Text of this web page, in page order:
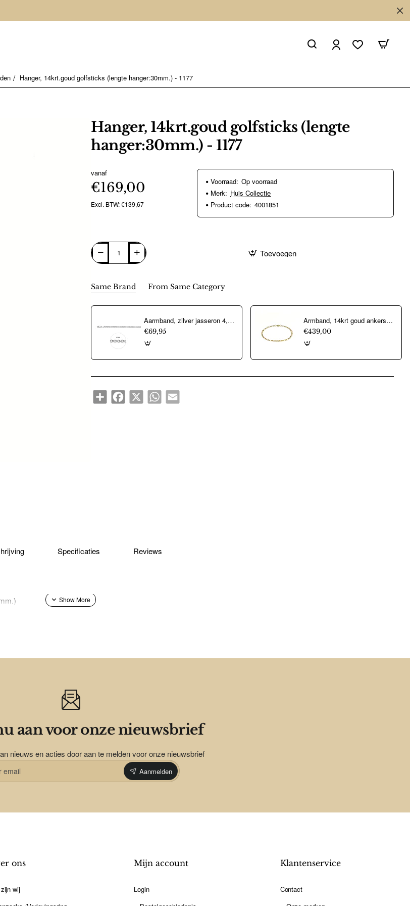
Hanger, 14krt.goud golfsticks (lengte hanger:30mm.) - 1177
Hanger, 14krt.goud golfsticks (lengte
hanger:30mm.) - 1177
vanaf
€169,00
Excl. BTW: €139,67
Voorraad: Op voorraad
Merk: Huis Collectie
Product code: 4001851
Toevoegen
Same Brand From Same Category
Aarmband, zilver jasseron 4,5mm. (lengte 18cm.) - 10274
€69,95
Armband, 14krt goud ankerschakel (lengte: 18,5cm.) - 22326
€439,00
ShareFacebook
X WhatsAppEmail
Specificaties Reviews
aan voor onze nieuwsbrief
nieuws en acties door aan te melden voor onze nieuwsbrief
Aanmelden
ons
wij
Mijn account
Login
Klantenservice
Contact